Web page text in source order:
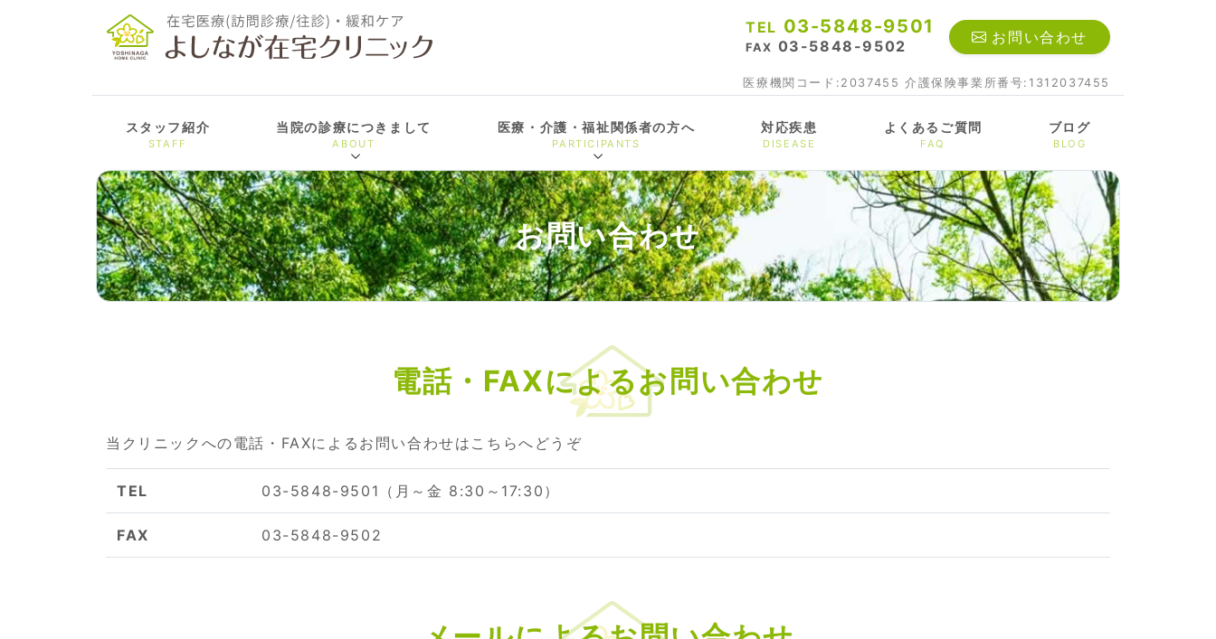
TEL 03-5848-9501
FAX 03-5848-9502 お問い合わせ
医療機関コード:2037455 介護保険事業所番号:1312037455
スタッフ紹介
STAFF
当院の診療につきまして
ABOUT
医療・介護・福祉関係者の方へ
PARTICIPANTS
対応疾患
DISEASE
よくあるご質問
FAQ
ブログ
BLOG
お問い合わせ
電話・FAXによるお問い合わせ
当クリニックへの電話・FAXによるお問い合わせはこちらへどうぞ
TEL 03-5848-9501（月～金 8:30～17:30）
FAX 03-5848-9502